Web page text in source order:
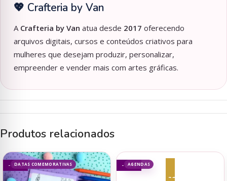
💖 Crafteria by Van
A Crafteria by Van atua desde 2017 oferecendo
arquivos digitais, cursos e conteúdos criativos para
mulheres que desejam produzir, personalizar,
empreender e vender mais com artes gráficas.
Produtos relacionados
DATAS COMEMORATIVAS
- 91% AGENDAS
- 83%
Adicionar ao carrinho